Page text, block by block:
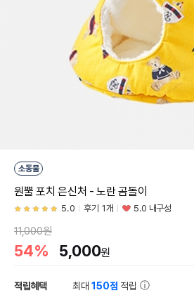
소동물
원뿔 포치 은신처 - 노란 곰돌이
5.0 후기 1개 5.0 내구성
11,000원
54% 5,000원
적립혜택 최대150점 적립